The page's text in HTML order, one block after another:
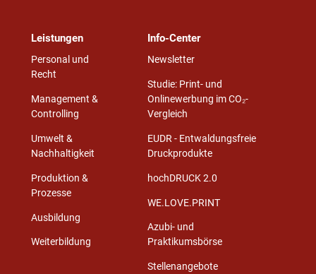
Leistungen
Personal und
Recht
Management &
Controlling
Umwelt &
Nachhaltigkeit
Produktion &
Prozesse
Ausbildung
Weiterbildung
Info-Center
Newsletter
Studie: Print- und
Onlinewerbung im CO₂-
Vergleich
EUDR - Entwaldungsfreie
Druckprodukte
hochDRUCK 2.0
WE.LOVE.PRINT
Azubi- und
Praktikumsbörse
Stellenangebote